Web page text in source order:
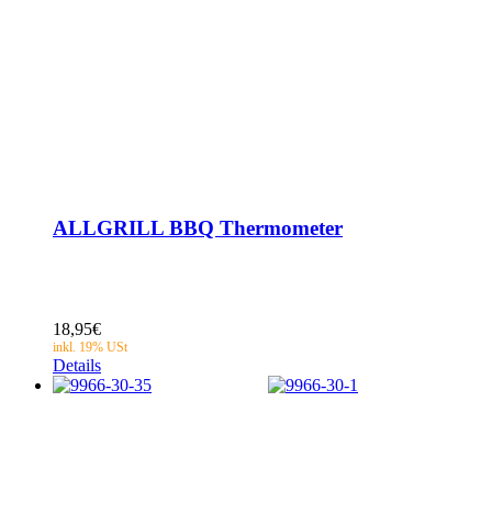
ALLGRILL BBQ Thermometer
18,95€
Details